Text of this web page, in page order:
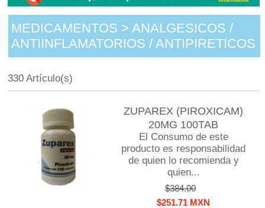
MEDICAMENTOS > ANALGESICOS /
ANTIINFLAMATORIOS / ANTIPIRETICOS
330 Artículo(s)
ZUPAREX (PIROXICAM)
20MG 100TAB
El Consumo de este
producto es responsabilidad
de quien lo recomienda y
quien...
$384.00
$251.71 MXN